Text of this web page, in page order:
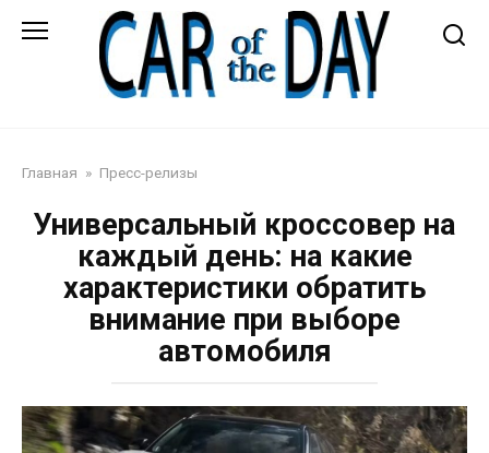
Главная » Пресс-релизы
Универсальный кроссовер на
каждый день: на какие
характеристики обратить
внимание при выборе
автомобиля